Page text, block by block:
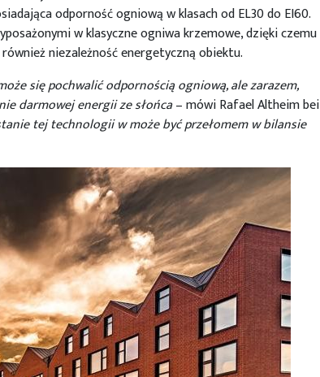
odporność ogniową w klasach od EL30 do EI60.
w klasyczne ogniwa krzemowe, dzięki czemu
niezależność energetyczną obiektu.
się pochwalić odpornością ogniową, ale zarazem,
darmowej energii ze słońca– mówi Rafael Altheim bei
tej technologii w może być przełomem w bilansie